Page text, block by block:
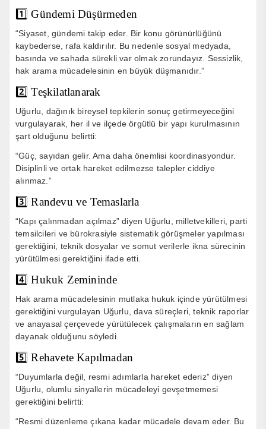
1️⃣ Gündemi Düşürmeden
“Siyaset, gündemi takip eder. Bir konu görünürlüğünü
kaybederse, rafa kaldırılır. Bu nedenle sosyal medyada,
basında ve sahada sürekli var olmak zorundayız. Sessizlik,
hak arama mücadelesinin en büyük düşmanıdır.”
2️⃣ Teşkilatlanarak
Uğurlu, dağınık bireysel tepkilerin sonuç getirmeyeceğini
vurgulayarak, her il ve ilçede örgütlü bir yapı kurulmasının
şart olduğunu belirtti:
“Güç, sayıdan gelir. Ama daha önemlisi koordinasyondur.
Disiplinli ve ortak hareket edilmezse talepler ciddiye
alınmaz.”
3️⃣ Randevu ve Temaslarla
“Kapı çalınmadan açılmaz” diyen Uğurlu, milletvekilleri, parti
temsilcileri ve bürokrasiyle sistematik görüşmeler yapılması
gerektiğini, teknik dosyalar ve somut verilerle ikna sürecinin
yürütülmesi gerektiğini ifade etti.
4️⃣ Hukuk Zemininde
Hak arama mücadelesinin mutlaka hukuk içinde yürütülmesi
gerektiğini vurgulayan Uğurlu, dava süreçleri, teknik raporlar
ve anayasal çerçevede yürütülecek çalışmaların en sağlam
dayanak olduğunu söyledi.
5️⃣ Rehavete Kapılmadan
“Duyumlarla değil, resmi adımlarla hareket ederiz” diyen
Uğurlu, olumlu sinyallerin mücadeleyi gevşetmemesi
gerektiğini belirtti:
“Resmi düzenleme çıkana kadar mücadele devam eder. Bu